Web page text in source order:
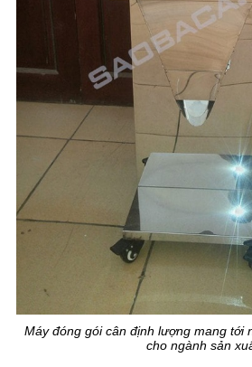
Máy đóng gói cân định lượng mang tới
cho ngành sản